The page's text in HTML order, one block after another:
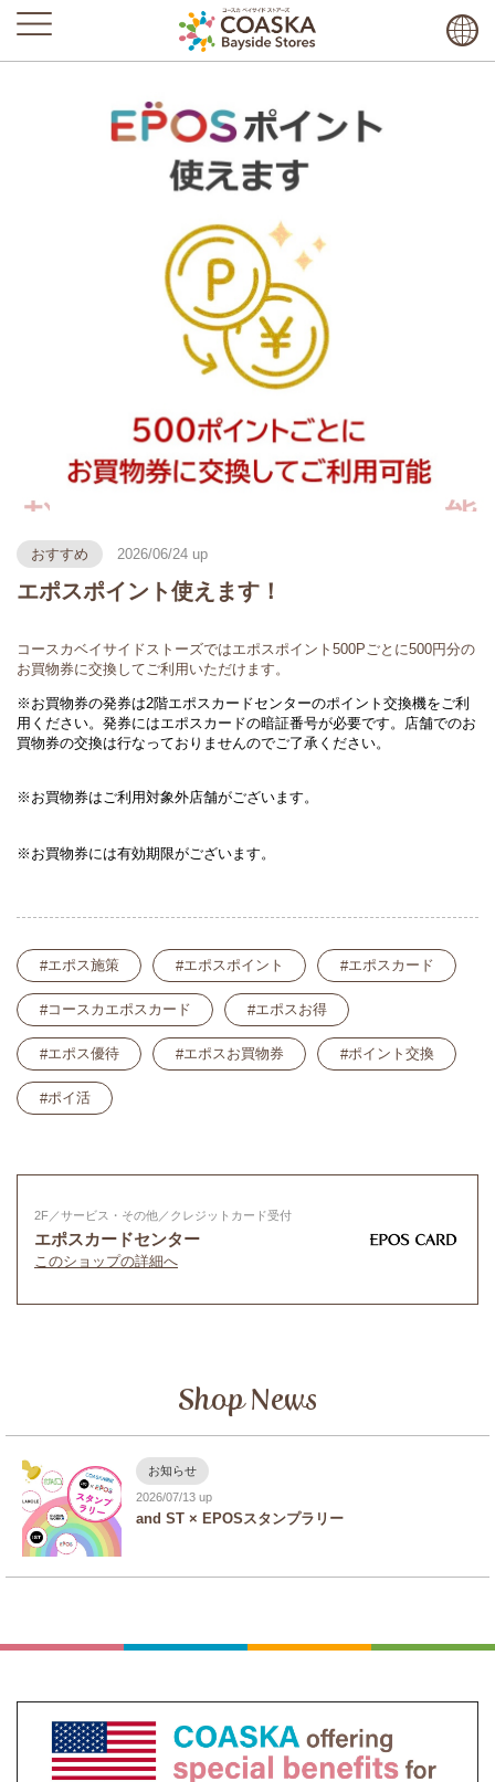
おすすめ 2026/06/24
エポスポイント使えます！
コースカベイサイドストーズではエポスポイント500Pごとに500円分の
お買物券に交換してご利用いただけます。
※お買物券の発券は2階エポスカードセンターのポイント交換機をご利
用ください。発券にはエポスカードの暗証番号が必要です。店舗でのお
買物券の交換は行なっておりませんのでご了承ください。
※お買物券はご利用対象外店舗がございます。
※お買物券には有効期限がございます。
エポス施策 エポスポイント エポスカード
コースカエポスカード エポスお得
エポス優待 エポスお買物券 ポイント交換
ポイ活
2F／サービス・その他／クレジットカード受付
エポスカードセンター
このショップの詳細へ
Shop News
お知らせ
2026/07/13
and ST × EPOSスタンプラリー